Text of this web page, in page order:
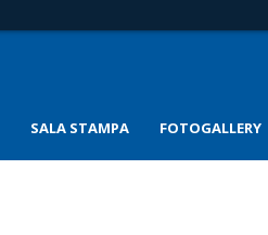
SALA STAMPA FOTOGALLERY